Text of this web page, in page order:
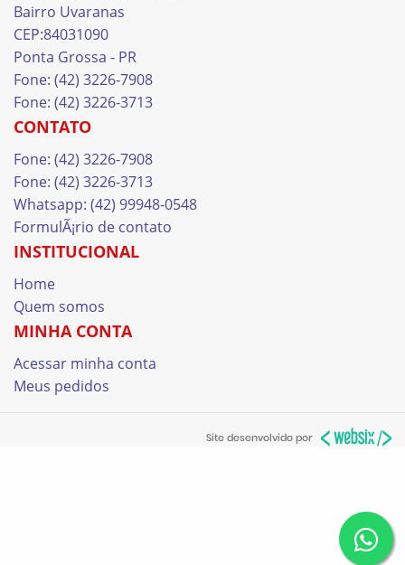
Bairro Uvaranas
CEP:84031090
Ponta Grossa - PR
Fone: (42) 3226-7908
Fone: (42) 3226-3713
CONTATO
Fone: (42) 3226-7908
Fone: (42) 3226-3713
Whatsapp: (42) 99948-0548
FormulÃ¡rio de contato
INSTITUCIONAL
Home
Quem somos
MINHA CONTA
Acessar minha conta
Meus pedidos